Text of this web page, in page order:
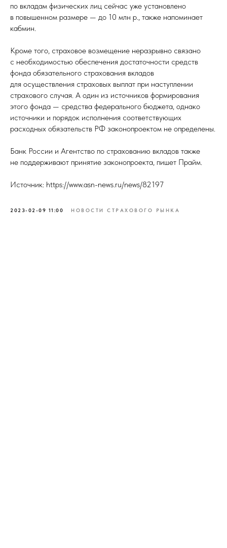
по вкладам физических лиц сейчас уже установлено
в повышенном размере — до 10 млн р., также напоминает
кабмин.
Кроме того, страховое возмещение неразрывно связано
с необходимостью обеспечения достаточности средств
фонда обязательного страхования вкладов
для осуществления страховых выплат при наступлении
страхового случая. А один из источников формирования
этого фонда — средства федерального бюджета, однако
источники и порядок исполнения соответствующих
расходных обязательств РФ законопроектом не определены.
Банк России и Агентство по страхованию вкладов также
не поддерживают принятие законопроекта, пишет Прайм.
Источник: https://www.asn-news.ru/news/82197
2023-02-09 11:00 НОВОСТИ СТРАХОВОГО РЫНКА